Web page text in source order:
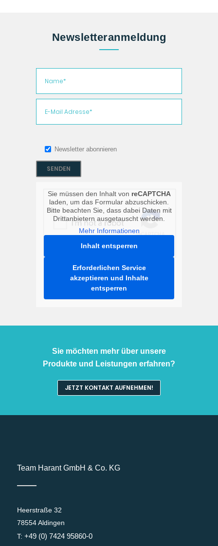
Newsletteranmeldung
lasse
dieses
Newsletter abonnieren
Sie müssen den Inhalt von reCAPTCHA
laden, um das Formular abzuschicken.
Bitte beachten Sie, dass dabei Daten mit
Drittanbietern ausgetauscht werden.
Mehr Informationen
Inhalt entsperren
Erforderlichen Service
akzeptieren und Inhalte
entsperren
Sie möchten mehr über unsere
Produkte und Leistungen erfahren?
JETZT KONTAKT AUFNEHMEN!
Team Harant GmbH & Co. KG
Heerstraße 32
78554 Aldingen
T: +49 (0) 7424 95860-0